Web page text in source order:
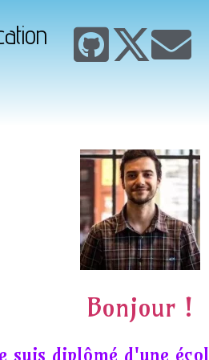
Bonjour !
suis diplômé d'une